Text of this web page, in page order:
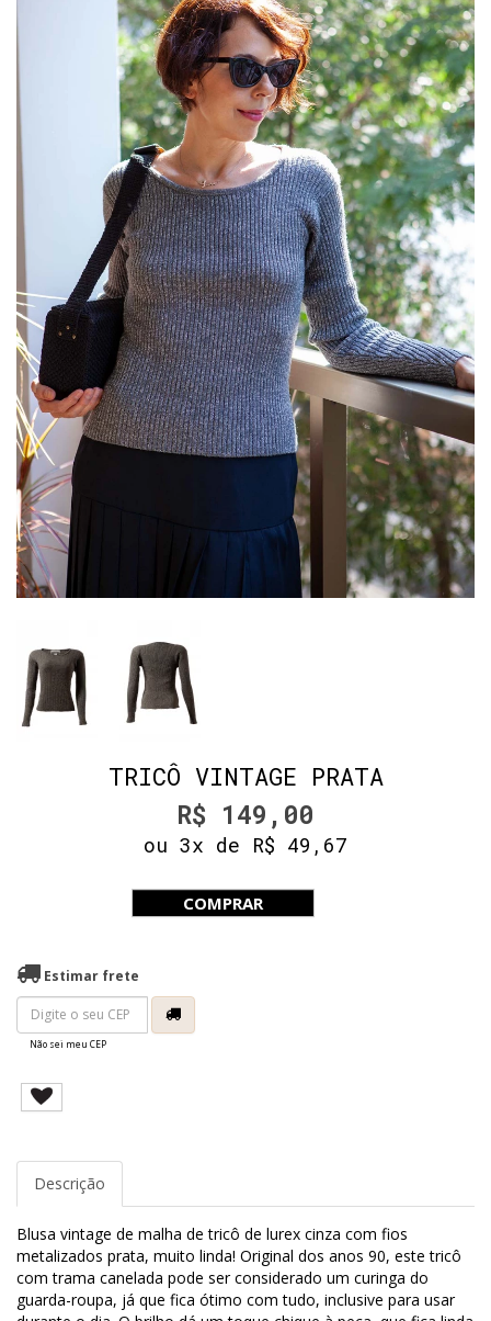
TRICÔ VINTAGE PRATA
R$ 149,00
ou 3x de R$ 49,67
COMPRAR
Estimar frete
Não sei meu CEP
Descrição
Blusa vintage de malha de tricô de lurex cinza com fios
metalizados prata, muito linda! Original dos anos 90, este tricô
com trama canelada pode ser considerado um curinga do
guarda-roupa, já que fica ótimo com tudo, inclusive para usar